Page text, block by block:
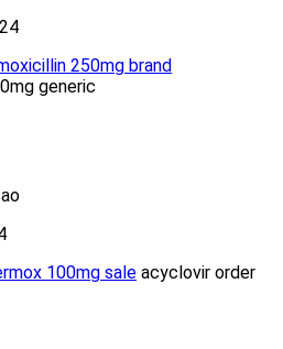
250mg brand
generic
100mg sale acyclovir order